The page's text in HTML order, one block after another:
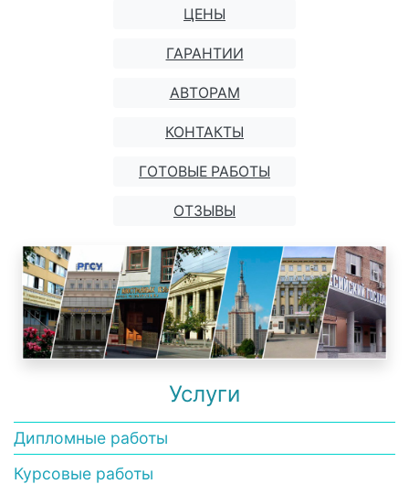
ЦЕНЫ
ГАРАНТИИ
АВТОРАМ
КОНТАКТЫ
ГОТОВЫЕ РАБОТЫ
ОТЗЫВЫ
Услуги
Дипломные работы
Курсовые работы